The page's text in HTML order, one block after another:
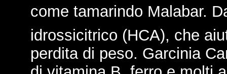
come tamarindo Malabar.
idrossicitrico (HCA), che
perdita di peso. Garcinia